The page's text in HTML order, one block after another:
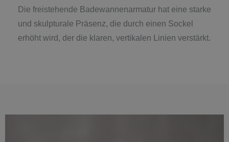
Die freistehende Badewannenarmatur hat eine starke
und skulpturale Präsenz, die durch einen Sockel
erhöht wird, der die klaren, vertikalen Linien verstärkt.